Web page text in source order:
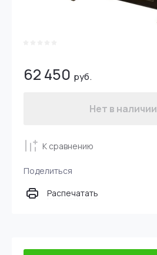
62 450 руб.
Нет в наличии
К сравнению
Поделиться
Распечатать